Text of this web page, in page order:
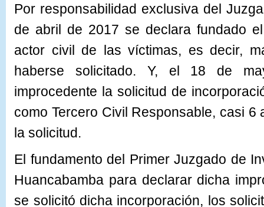
Por responsabilidad exclusiva del
de abril de 2017 se declara fundado
actor civil de las víctimas, es decir,
haberse solicitado. Y, el 18 de
improcedente la solicitud de
como Tercero Civil Responsable, casi 6
la solicitud.
El fundamento del Primer Juzgado de
Huancabamba para declarar dicha
se solicitó dicha incorporación, los